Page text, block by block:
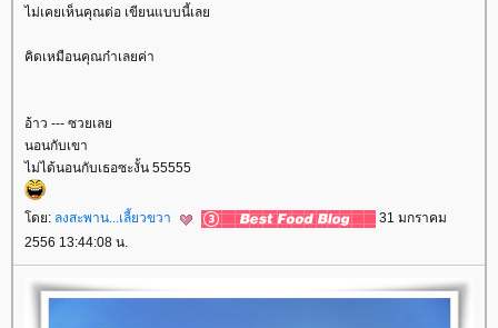
ไม่เคยเห็นคุณต่อ เขียนแบบนี้เล
คิดเหมือนคุณก๋าเลยค่า
อ้าว --- ซวยเล
นอนกับเขา
ไม่ได้นอนกับเธอซะงั้น 55555
ดย: ลงสะพาน...เลี้ยวขวา
31 มกราคม
2556 13:44:08 น.